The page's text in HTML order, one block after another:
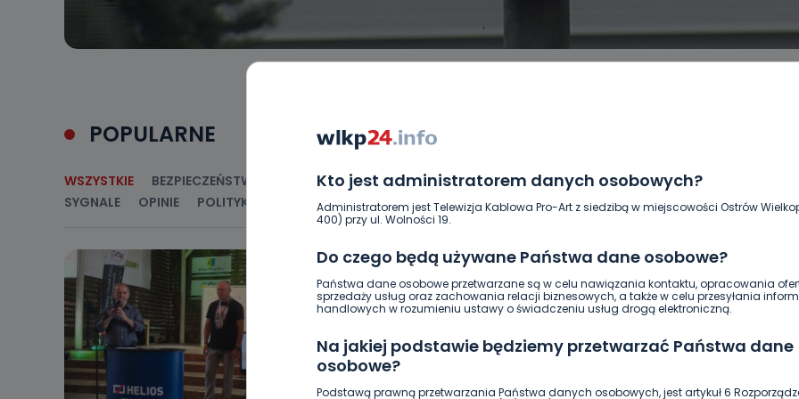
Kto jest administratorem danych osobowych?
Administratorem jest Telewizja Kablowa Pro-Art z siedzibą w miejscowości Ostrów
400) przy ul. Wolności 19.
Do czego będą używane Państwa dane osobowe?
Państwa dane osobowe przetwarzane są w celu nawiązania kontaktu, opracowania
sprzedaży usług oraz zachowania relacji biznesowych, a także w celu przesyłania
handlowych w rozumieniu ustawy o świadczeniu usług drogą elektroniczną.
Na jakiej podstawie będziemy przetwarzać Państwa dane
osobowe?
Podstawą prawną przetwarzania Państwa danych osobowych, jest artykuł 6
POPULARNE
WSZYSTKIE BEZPIECZEŃSTWO CIEKAWOSTKI EDUKACJA GOSPODARKA I FINANSE HISTORIA
SYGNALE
OPINIE POLITYKA RELIGIA SAMORZĄD ŚRODOWISKO WASZE INFO WSZYSTKICH ŚWIĘTYCH